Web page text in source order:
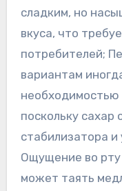
сладким, но
вкуса, что
потребителей;
вариантам
необходимостью
поскольку сахар
стабилизатора и
Ощущение во рту
может таять